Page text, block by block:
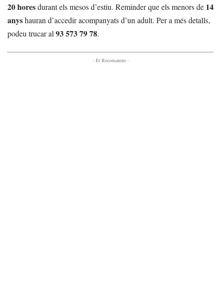
20 horesdurant els mesos d’estiu. Reminder que els menors de 14
anyshauran d’accedir acompanyats d’un adult. Per a més detalls,
podeu trucar al 93 573 79 78.
- Et Recomanem -